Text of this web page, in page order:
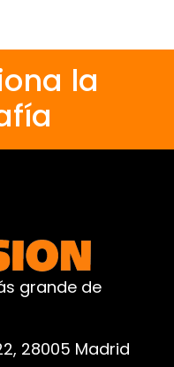
la
grande de
28005 Madrid